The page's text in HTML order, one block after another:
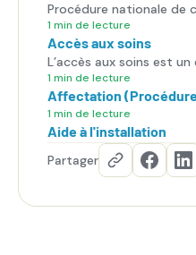
Procédure nationale de
troisième cycle.
1 min de lecture
Accès aux soins
L’accès aux soins est
patients, mais aussi
première ligne face aux
santé.
1 min de lecture
Affectation
1 min de lecture
Aide à l'installation
Partager